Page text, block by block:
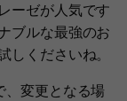
ーゼが人気です
ブルな最強のお
しくださいね。
、変更となる場